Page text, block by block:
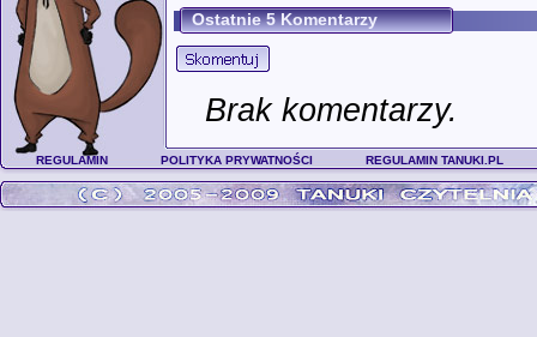
Ostatnie 5 Komentarzy
Brak komentarzy.
REGULAMIN POLITYKA PRYWATNOŚCI REGULAMIN TANUKI.PL